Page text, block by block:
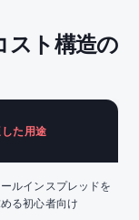
スト構造の
た用途
ルインスプレッドを
る初心者向け